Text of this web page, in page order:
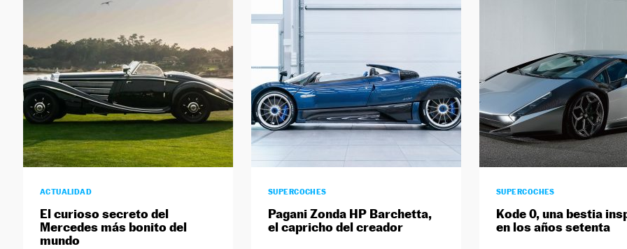
ACTUALIDAD
El curioso secreto del
Mercedes más bonito del
mundo
SUPERCOCHES
Pagani Zonda HP Barchetta,
el capricho del creador
SUPERCOCHES
Kode 0, una bestia
en los años setenta